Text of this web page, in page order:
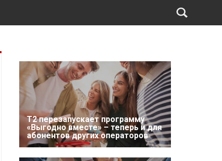
Т2 перезапускает программу
«Выгодно вместе» – теперь и для
абонентов других операторов